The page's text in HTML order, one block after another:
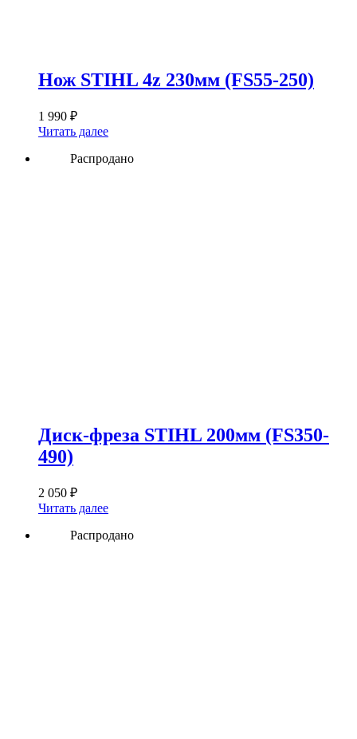
Нож STIHL 4z 230мм (FS55-250)
1 990 ₽
Читать далее
Распродано
Диск-фреза STIHL 200мм (FS350-
490)
2 050 ₽
Читать далее
Распродано